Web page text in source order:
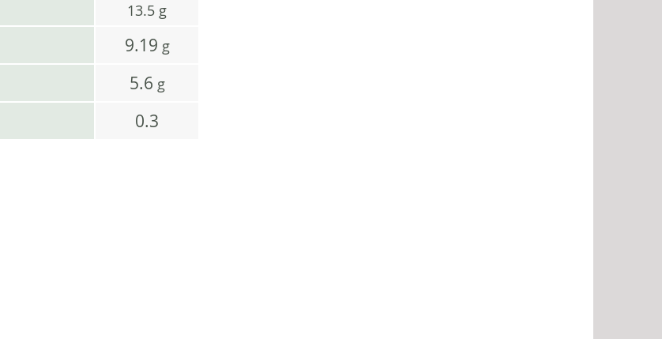
13.5 g
9.19 g
5.6 g
0.3